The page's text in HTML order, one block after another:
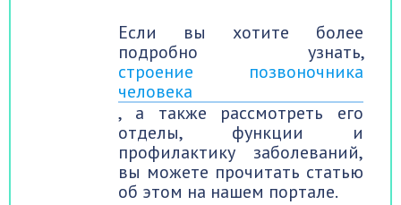
Если вы хотите более
подробно узнать,
строение позвоночника
человека
, а также рассмотреть его
отделы, функции и
профилактику заболеваний,
вы можете прочитать статью
об этом на нашем портале.